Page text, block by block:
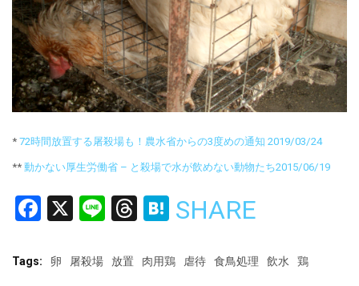
* 72時間放置する屠殺場も！農水省からの3度めの通知 2019/03/24
** 動かない厚生労働省 – と殺場で水が飲めない動物たち2015/06/19
Facebook
X LineThreads
Hatena
SHARE
Tags: 卵 屠殺場 放置 肉用鶏 虐待 食鳥処理 飲水 鶏